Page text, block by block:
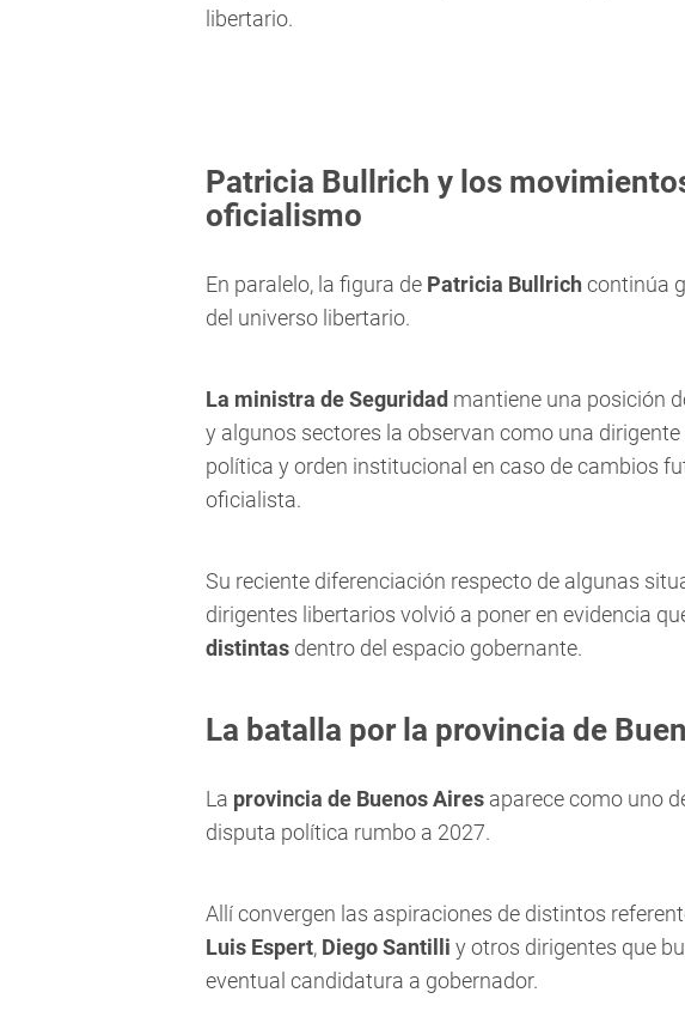
libertario.
Patricia Bullrich y los
oficialismo
En paralelo, la figura de Patricia Bullrich continúa
del universo libertario.
La ministra de Seguridad mantiene una posición
y algunos sectores la observan como una
política y orden institucional en caso de cambios
oficialista.
Su reciente diferenciación respecto de algunas
dirigentes libertarios volvió a poner en evidencia
distintas dentro del espacio gobernante.
La batalla por la provincia de
La provincia de Buenos Aires aparece como uno
disputa política rumbo a 2027.
Allí convergen las aspiraciones de distintos
Luis Espert, Diego Santilli y otros dirigentes que
eventual candidatura a gobernador.